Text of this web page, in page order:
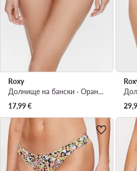
Roxy
Долнище на бански · Оранжев
17,99€